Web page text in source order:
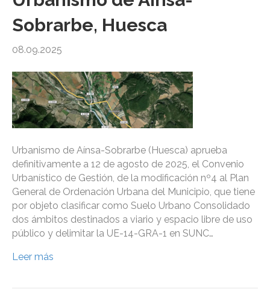
Sobrarbe, Huesca
08.09.2025
Urbanismo de Aínsa-Sobrarbe (Huesca) aprueba
definitivamente a 12 de agosto de 2025, el Convenio
Urbanístico de Gestión, de la modificación nº4 al Plan
General de Ordenación Urbana del Municipio, que tiene
por objeto clasificar como Suelo Urbano Consolidado
dos ámbitos destinados a viario y espacio libre de uso
público y delimitar la UE-14-GRA-1 en SUNC…
Leer más